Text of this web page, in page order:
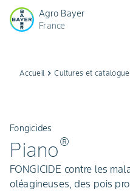
Agro Bayer
France
Accueil keyboard_arrow_rightCultures et
Fongicides
Piano®
FONGICIDE contre les
oléagineuses, des pois